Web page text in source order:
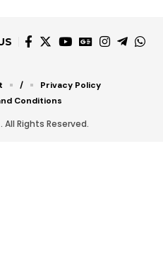
All Rights Reserved.
/
Privacy Policy
Conditions